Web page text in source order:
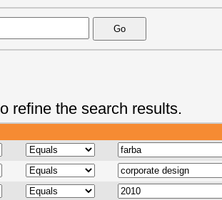
refine the search results.